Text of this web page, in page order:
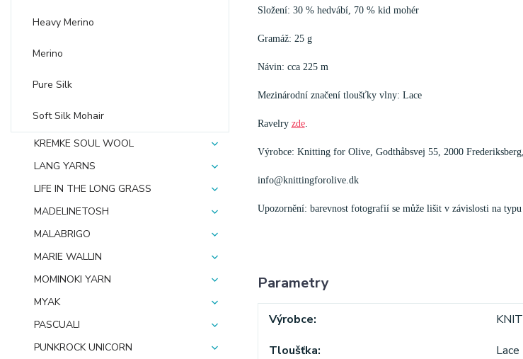
Heavy Merino
Merino
Pure Silk
Soft Silk Mohair
KREMKE SOUL WOOL
LANG YARNS
LIFE IN THE LONG GRASS
MADELINETOSH
MALABRIGO
MARIE WALLIN
MOMINOKI YARN
MYAK
PASCUALI
PUNKROCK UNICORN
Složení: 30 % hedvábí, 70 % kid mohér
Gramáž: 25 g
Návin: cca 225 m
Mezinárodní značení tloušťky vlny: Lace
Ravelry zde.
Výrobce: Knitting for Olive, Godthåbsvej 55, 2000
info@knittingforolive.dk
Upozornění: barevnost fotografií se může lišit v závislosti na typu
Parametry
Výrobce
Tloušťka
Lace